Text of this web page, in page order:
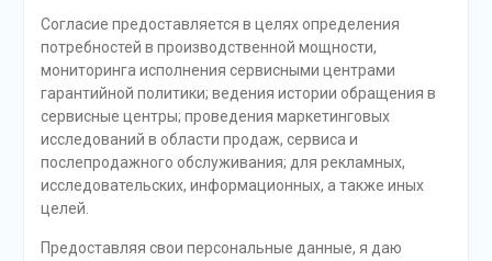
Согласие предоставляется в целях определения
потребностей в производственной мощности,
мониторинга исполнения сервисными центрами
гарантийной политики; ведения истории обращения в
сервисные центры; проведения маркетинговых
исследований в области продаж, сервиса и
послепродажного обслуживания; для рекламных,
исследовательских, информационных, а также иных
целей.
Предоставляя свои персональные данные, я даю